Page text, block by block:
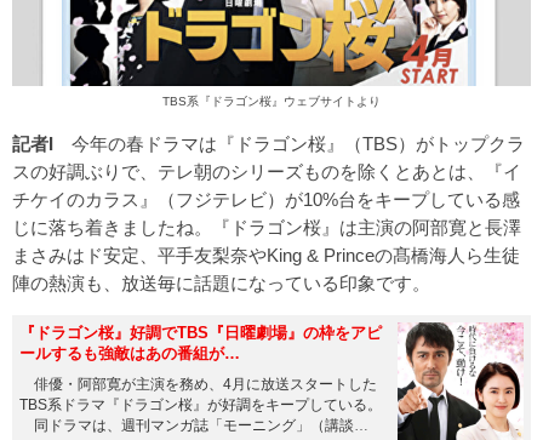
TBS系『 ドラゴン桜』ウェブサイトより
記者I 今年の春ドラマは『ドラゴン桜』（TBS）がトップクラ
スの好調ぶりで、テレ朝のシリーズものを除くとあとは、『イ
チケイのカラス』（フジテレビ）が10%台をキープしている感
じに落ち着きましたね。『ドラゴン桜』は主演の阿部寛と長澤
まさみはド安定、平手友梨奈やKing & Princeの髙橋海人ら生徒
陣の熱演も、放送毎に話題になっている印象です。
『ドラゴン桜』好調でTBS『日曜劇場』の枠をアピ
ールするも強敵はあの番組が…
俳優・阿部寛が主演を務め、4月に放送スタートした
TBS系ドラマ『ドラゴン桜』が好調をキープしている。
同ドラマは、週刊マンガ誌「モーニング」（講談